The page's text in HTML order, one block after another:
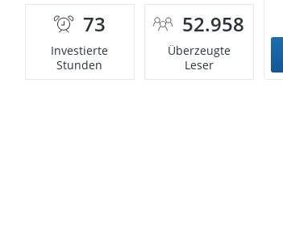
73
Investierte
Stunden
52.958
Überzeugte
Leser